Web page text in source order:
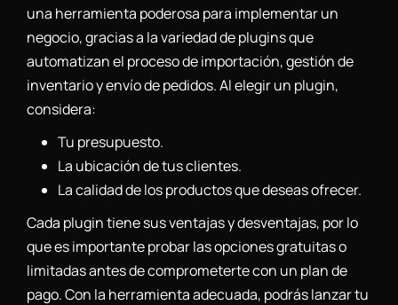
una herramienta poderosa para implementar un
negocio, gracias a la variedad de plugins que
automatizan el proceso de importación, gestión de
inventario y envío de pedidos. Al elegir un plugin,
considera:
Tu presupuesto.
La ubicación de tus clientes.
La calidad de los productos que deseas ofrecer.
Cada plugin tiene sus ventajas y desventajas, por lo
que es importante probar las opciones gratuitas o
limitadas antes de comprometerte con un plan de
pago. Con la herramienta adecuada, podrás lanzar tu